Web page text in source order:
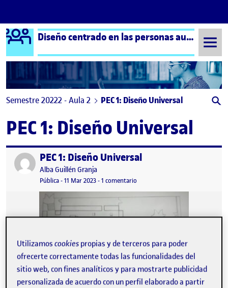
Saltar al contenido
Logo Ágora Diseño centrado en las personas aula 2
Semestre 20222 - Aula 2 PEC 1: Diseño Universal
PEC 1: Diseño Universal
Publicado porPEC 1: Diseño Universal
Publicado por
Alba Guillén Granja
Visibilidad:
Pública-Fecha de publicación
11 Mar 202311 marzo, 2023 10:01 pm
-1 comentario
Utilizamoscookies propias y de terceros para poder
ofrecerte correctamente todas las funcionalidades del
sitio web, con fines analíticos y para mostrarte publicidad
personalizada de acuerdo con un perfil elaborado a partir